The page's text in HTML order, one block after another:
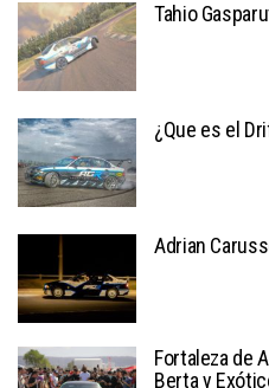
Tahio
¿Que es el
Adrian
Fortaleza de
Berta y